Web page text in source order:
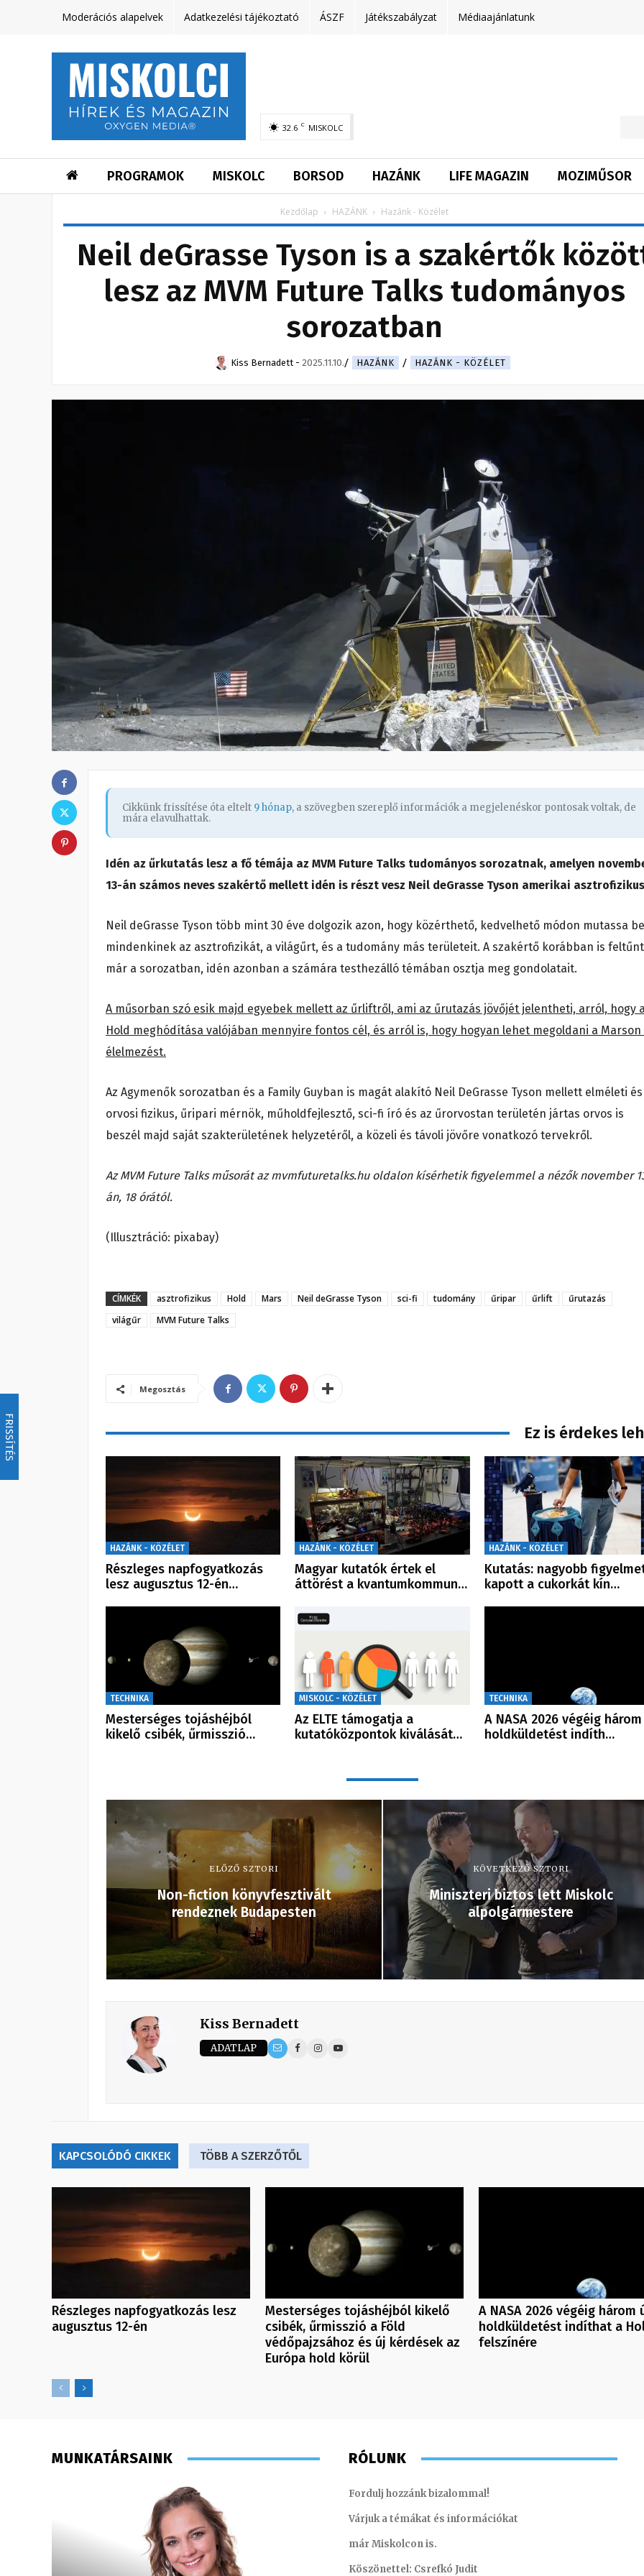
FRISSÍTÉS
Moderációs alapelvek Adatkezelési tájékoztató ÁSZF Játékszabályzat Médiaajánlatunk
32.6 C MISKOLC
PROGRAMOK MISKOLC BORSOD HAZÁNK LIFE MAGAZIN MOZIMŰSOR
Kezdőlap HAZÁNK Hazánk - Közélet
Neil deGrasse Tyson is a szakértők
lesz az MVM Future Talks tudományos
sorozatban
Kiss Bernadett - 2025.11.10. HAZÁNK HAZÁNK - KÖZÉLET
Cikkünk frissítése óta eltelt 9 hónap, a szövegben szereplő információk a megjelenéskor pontosak voltak, de
mára elavulhattak.
Idén az űrkutatás lesz a fő témája az MVM Future Talks tudományos sorozatnak, amelyen
13-án számos neves szakértő mellett idén is részt vesz Neil deGrasse Tyson amerikai
Neil deGrasse Tyson több mint 30 éve dolgozik azon, hogy közérthető, kedvelhető módon mutassa be
mindenkinek az asztrofizikát, a világűrt, és a tudomány más területeit. A szakértő korábban is feltűnt
már a sorozatban, idén azonban a számára testhezálló témában osztja meg gondolatait.
A műsorban szó esik majd egyebek mellett az űrliftről, ami az űrutazás jövőjét jelentheti, arról, hogy
Hold meghódítása valójában mennyire fontos cél, és arról is, hogy hogyan lehet megoldani a Marson
élelmezést.
Az Agymenők sorozatban és a Family Guyban is magát alakító Neil DeGrasse Tyson mellett elméleti és
orvosi fizikus, űripari mérnök, műholdfejlesztő, sci-fi író és az űrorvostan területén jártas orvos is
beszél majd saját szakterületének helyzetéről, a közeli és távoli jövőre vonatkozó tervekről.
Az MVM Future Talks műsorát az mvmfuturetalks.hu oldalon kísérhetik figyelemmel a nézők november
án, 18 órától.
(Illusztráció: pixabay)
CÍMKÉK asztrofizikus Hold Mars Neil deGrasse Tyson sci-fi tudomány űripar űrlift
űrutazás
világűr
MVM Future Talks
Megosztás
Ez is érdekes
HAZÁNK - KÖZÉLET
Részleges napfogyatkozás
lesz augusztus 12-én…
HAZÁNK - KÖZÉLET
Magyar kutatók értek el
áttörést a kvantumkommun…
HAZÁNK - KÖZÉLET
Kutatás: nagyobb
kapott a cukorkát kín…
TECHNIKA
Mesterséges tojáshéjból
kikelő csibék, űrmisszió…
MISKOLC - KÖZÉLET
Az ELTE támogatja a
kutatóközpontok kiválását…
TECHNIKA
A NASA 2026 végéig
holdküldetést indíth…
ELŐZŐ SZTORI
Non-fiction könyvfesztivált
rendeznek Budapesten
KÖVETKEZŐ SZTORI
Miniszteri biztos lett Miskolc
alpolgármestere
Kiss Bernadett
ADATLAP
KAPCSOLÓDÓ CIKKEK TÖBB A SZERZŐTŐL
Részleges napfogyatkozás lesz
augusztus 12-én
Mesterséges tojáshéjból kikelő
csibék, űrmisszió a Föld
védőpajzsához és új kérdések az
Európa hold körül
A NASA 2026 végéig három
holdküldetést indíthat a
felszínére
MUNKATÁRSAINK RÓLUNK
Fordulj hozzánk bizalommal!
Várjuk a témákat és információkat
már Miskolcon is.
Köszönettel: Csrefkó Judit